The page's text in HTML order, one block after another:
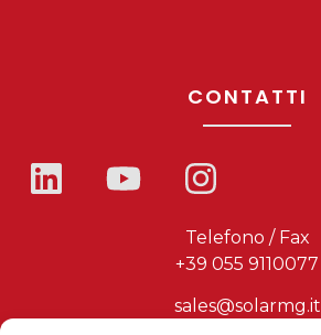
CONTATTI
Telefono / Fax
+39 055 9110077
sales@solarmg.it